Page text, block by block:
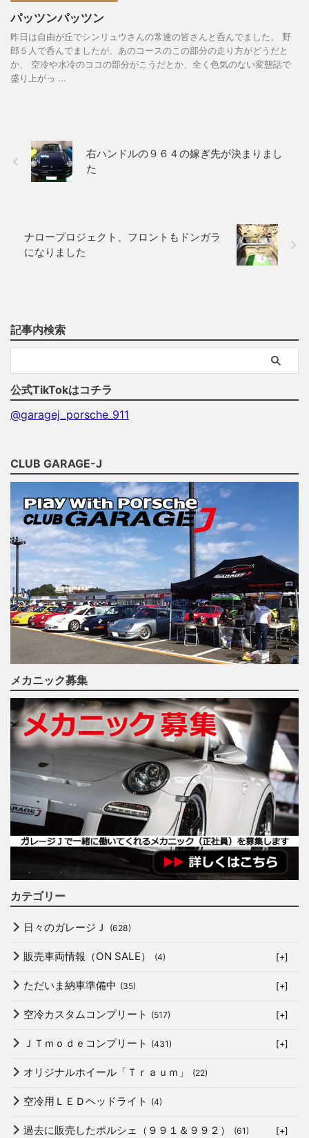
パッツンパッツン
昨日は自由が丘でシンリュウさんの常連の皆さんと呑んでました。 野
郎５人で呑んでましたが、あのコースのこの部分の走り方がどうだと
か、 空冷や水冷のココの部分がこうだとか、全く色気のない変態話で
盛り上がっ ...
右ハンドルの９６４の嫁ぎ先が決まりまし
た
ナロープロジェクト、フロントもドンガラ
になりました
記事内検索
公式TikTokはコチラ
@garagej_porsche_911
CLUB GARAGE-J
メカニック募集
カテゴリー
日々のガレージＪ (628)
販売車両情報（ON SALE） (4) [+]
ただいま納車準備中 (35) [+]
空冷カスタムコンプリート (517) [+]
ＪＴｍｏｄｅコンプリート (431) [+]
オリジナルホイール「Ｔｒａｕｍ」 (22)
空冷用ＬＥＤヘッドライト (4)
過去に販売したポルシェ（９９１＆９９２） (61) [+]